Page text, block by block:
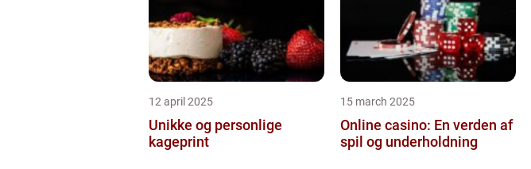
12 april 2025
Unikke og personlige
kageprint
15 march 2025
Online casino: En verden af
spil og underholdning